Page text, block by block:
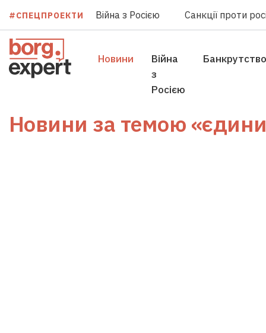
#СПЕЦПРОЕКТИ Війна з Росією Санкції проти
Новини
Війна
з
Росією
Банкрутство
Новини за темою